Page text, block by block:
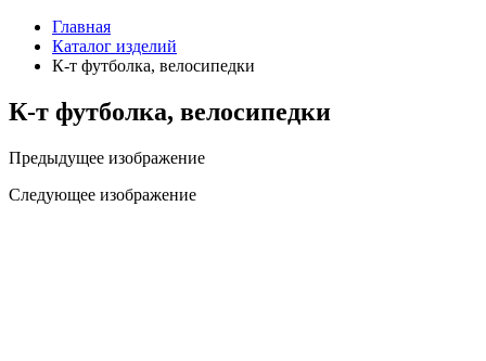
Главная
Каталог изделий
К-т футболка, велосипедки
К-т футболка, велосипедки
Предыдущее изображение
Следующее изображение